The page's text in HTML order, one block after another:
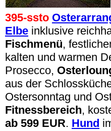
395-ssto
Elbe inklusive
Fischmenü,
kalten und warmen
Prosecco,
aus der
Ostersonntag und
Fitnessbereich,
ab 599 EUR. Hund